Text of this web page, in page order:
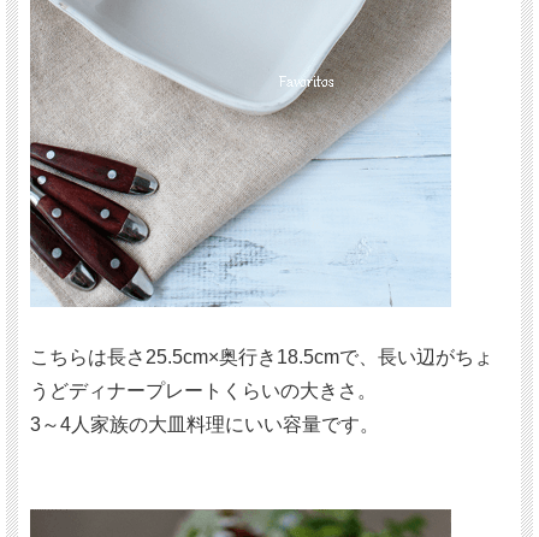
こちらは長さ25.5cm×奥行き18.5cmで、長い辺がちょ
うどディナープレートくらいの大きさ。
3～4人家族の大皿料理にいい容量です。